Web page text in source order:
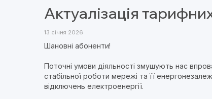
Актуалізація
13 січня 2026
Шановні абоненти!
Поточні умови діяльності змушують нас
стабільної роботи мережі та її
відключень електроенергії.